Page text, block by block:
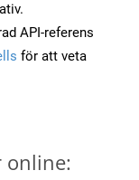
API-referens
för att veta
online: